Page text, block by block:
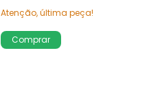
Atenção, última peça!